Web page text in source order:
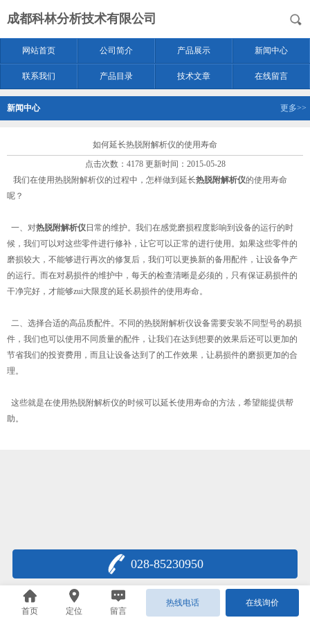
成都科林分析技术有限公司
网站首页 公司简介 产品展示 新闻中心
联系我们 产品目录 技术文章 在线留言
新闻中心 更多>>
如何延长热脱附解析仪的使用寿命
点击次数：4178 更新时间：2015-05-28
我们在使用热脱附解析仪的过程中，怎样做到延长热脱附解析仪的使用寿命
呢？
一、对热脱附解析仪日常的维护。我们在感觉磨损程度影响到设备的运行的时
候，我们可以对这些零件进行修补，让它可以正常的进行使用。如果这些零件的
磨损较大，不能够进行再次的修复后，我们可以更换新的备用配件，让设备争产
的运行。而在对易损件的维护中，每天的检查清晰是必须的，只有保证易损件的
干净完好，才能够zui大限度的延长易损件的使用寿命。
二、选择合适的高品质配件。不同的热脱附解析仪设备需要安装不同型号的易损
件，我们也可以使用不同质量的配件，让我们在达到想要的效果后还可以更加的
节省我们的投资费用，而且让设备达到了的工作效果，让易损件的磨损更加的合
理。
这些就是在使用热脱附解析仪的时候可以延长使用寿命的方法，希望能提供帮
助。
028-85230950
首页 定位 留言
热线电话 在线询价